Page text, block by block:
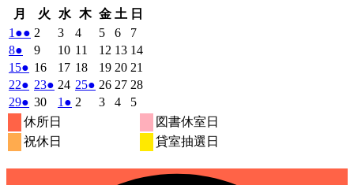
月
曜
日
火 火
曜
日
水 水
曜
日
木木
曜
日
金金
曜
日
土 土
曜
日
日
1 2025
年
9
月
1
日
●● (2
件
の
イ
ベ
ン
ト)
2 2025
年
9
月
2
日
32025
年
9
月
3
日
42025
年
9
月
4
日
52025
年
9
月
5
日
62025
年
9
月
6
日
72025
年
9
月
7
日
82025
年
9
月
8
日
●
件
の
イ
ベ
ン
ト)
92025
年
9
月
9
日
102025
年
月
10
11
2025
9
月
11
12 2025
年
9
月
12
132025
年
9
月
13
142025
14
152025
年
9
月
15
日
● (1
件
の
イ
ベ
ン
162025
年
9
月
16
日
172025
年
月
182025
年
192025
年
202025
年
9
21
月
222025
年
9
月
22
● (1
件
の
イ
ベ
232025
年
9
月
23
● (1
件
の
イ
ベ
242025
年
252025
● (1
件
262025
年
272025
年
282025
9
月
292025
年
9
月
● (1
件
の
イ
ベ
302025
年
9
月
1 2025
● (1
ベ
2 2025
32025
42025
日
52025
年
10
日
休所日
図書休室日
祝休日
貸室抽選日